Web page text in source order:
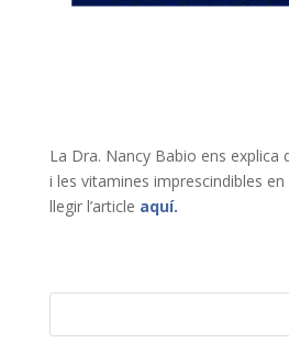
La Dra. Nancy Babio ens explica
i les vitamines imprescindibles
llegir l’article aquí.